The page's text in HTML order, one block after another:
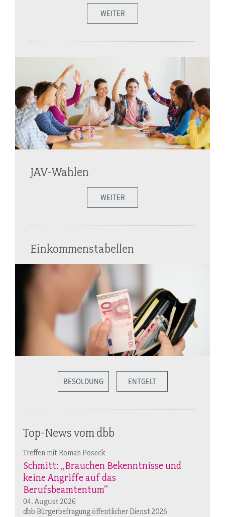
WEITER
JAV-Wahlen
WEITER
Einkommenstabellen
BESOLDUNG ENTGELT
Top-News vom dbb
Treffen mit Roman Poseck
Schmitt: „Brauchen Bekenntnisse und
keine Angriffe auf das
Berufsbeamtentum“
04. August 2026
dbb Bürgerbefragung öffentlicher Dienst 2026